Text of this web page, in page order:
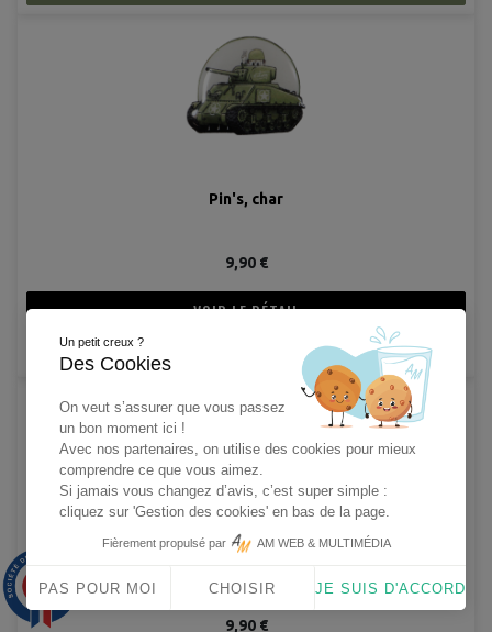
Pin's, char
9,90 €
VOIR LE DÉTAIL
AJOUTER AU PANIER
9,90 €
9.9/10
1563 avis
Un petit creux ?
Des Cookies
On veut s’assurer que vous passez
un bon moment ici !
Avec nos partenaires, on utilise des cookies pour mieux
comprendre ce que vous aimez.
Si jamais vous changez d’avis, c’est super simple :
cliquez sur 'Gestion des cookies' en bas de la page.
Fièrement propulsé par AM WEB & MULTIMÉDIA
PAS POUR MOI CHOISIR JE SUIS D'ACCORD